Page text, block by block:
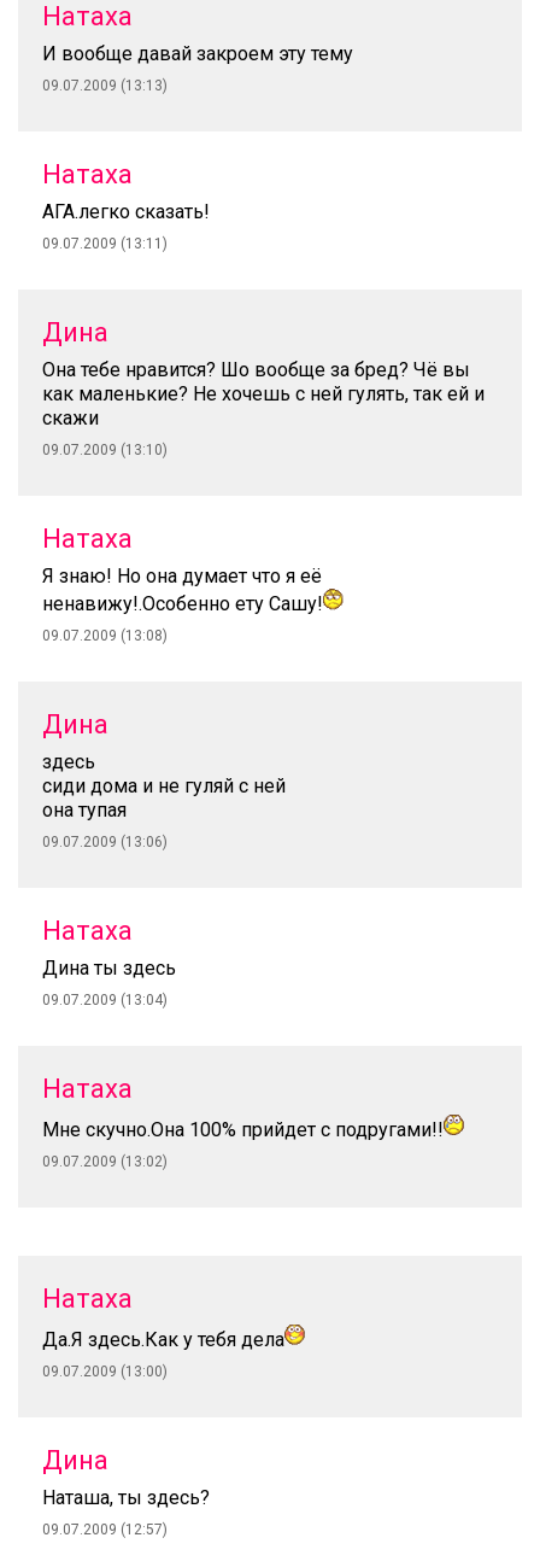
Натаха
И вообще давай закроем эту тему
09.07.2009 (13:13)
Натаха
АГА.легко сказать!
09.07.2009 (13:11)
Дина
Она тебе нравится? Шо вообще за бред? Чё вы
как маленькие? Не хочешь с ней гулять, так ей и
скажи
09.07.2009 (13:10)
Натаха
Я знаю! Но она думает что я её
ненавижу!.Особенно ету Сашу!
09.07.2009 (13:08)
Дина
здесь
сиди дома и не гуляй с ней
она тупая
09.07.2009 (13:06)
Натаха
Дина ты здесь
09.07.2009 (13:04)
Натаха
Мне скучно.Она 100% прийдет с подругами!!
09.07.2009 (13:02)
Натаха
Да.Я здесь.Как у тебя дела
09.07.2009 (13:00)
Дина
Наташа, ты здесь?
09.07.2009 (12:57)